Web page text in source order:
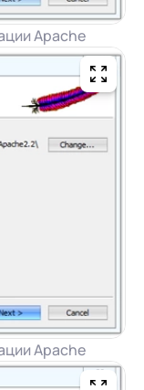
Apache
Apache